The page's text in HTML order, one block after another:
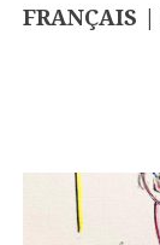
FRANÇAIS |